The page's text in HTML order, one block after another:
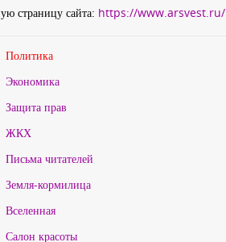
страницу сайта: https://www.arsvest.ru/
Политика
Экономика
Защита прав
ЖКХ
Письма читателей
Земля-кормилица
Вселенная
Салон красоты